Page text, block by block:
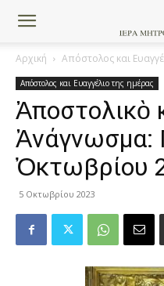
Αρχική Απόστολος και
Απόστολος και Ευαγγέλιο της ημέρας
Ἀποστολικὸ
Ἀνάγνωσμα:
Ὀκτωβρίου
5 Οκτωβρίου 2023